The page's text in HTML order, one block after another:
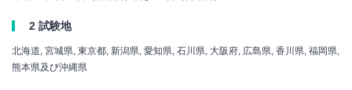
2 試験地
北海道, 宮城県, 東京都, 新潟県, 愛知県, 石川県, 大阪府, 広島県, 香川県, 福岡県,
熊本県及び沖縄県